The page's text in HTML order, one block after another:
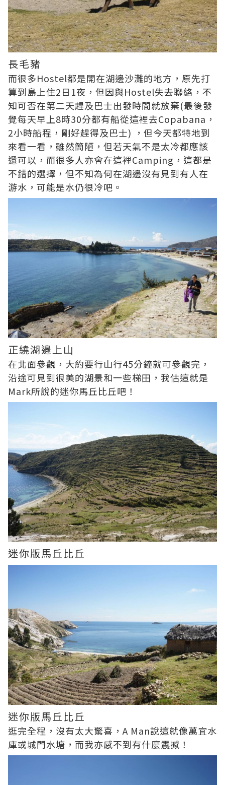
長毛豬
而很多Hostel都是開在湖邊沙灘的地方，原先打
算到島上住2日1夜，但因與Hostel失去聯絡，不
知可否在第二天趕及巴士出發時間就放棄(最後發
覺每天早上8時30分都有船從這裡去Copabana，
2小時船程，剛好趕得及巴士) ，但今天都特地到
來看一看，雖然簡陋，但若天氣不是太冷都應該
還可以，而很多人亦會在這裡Camping，這都是
不錯的選擇，但不知為何在湖邊沒有見到有人在
游水，可能是水仍很冷吧。
正繞湖邊上山
在北面參觀，大約要行山行45分鐘就可參觀完，
沿途可見到很美的湖景和一些梯田，我估這就是
Mark所說的迷你馬丘比丘吧！
迷你版馬丘比丘
迷你版馬丘比丘
逛完全程，沒有太大驚喜，A Man說這就像萬宜水
庫或城門水塘，而我亦感不到有什麼震撼！